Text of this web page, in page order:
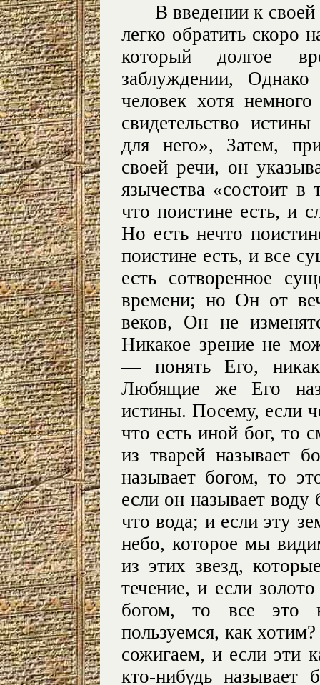
В введении к
легко обратить скоро
который долгое
заблуждении,
человек хотя
свидетельство
для него», Затем,
своей речи, он
язычества «состоит в
что поистине есть, и
Но есть нечто
поистине есть, и все
есть сотворенное
времени; но Он от
веков, Он не
Никакое зрение не
— понять Его,
Любящие же Его
истины. Посему, если
что есть иной бог, то
из тварей называет
называет богом, то
если он называет
что вода; и если эту
небо, которое мы
из этих звезд,
течение, и если
богом, то все
пользуемся, как
сожигаем, и если эти
кто-нибудь